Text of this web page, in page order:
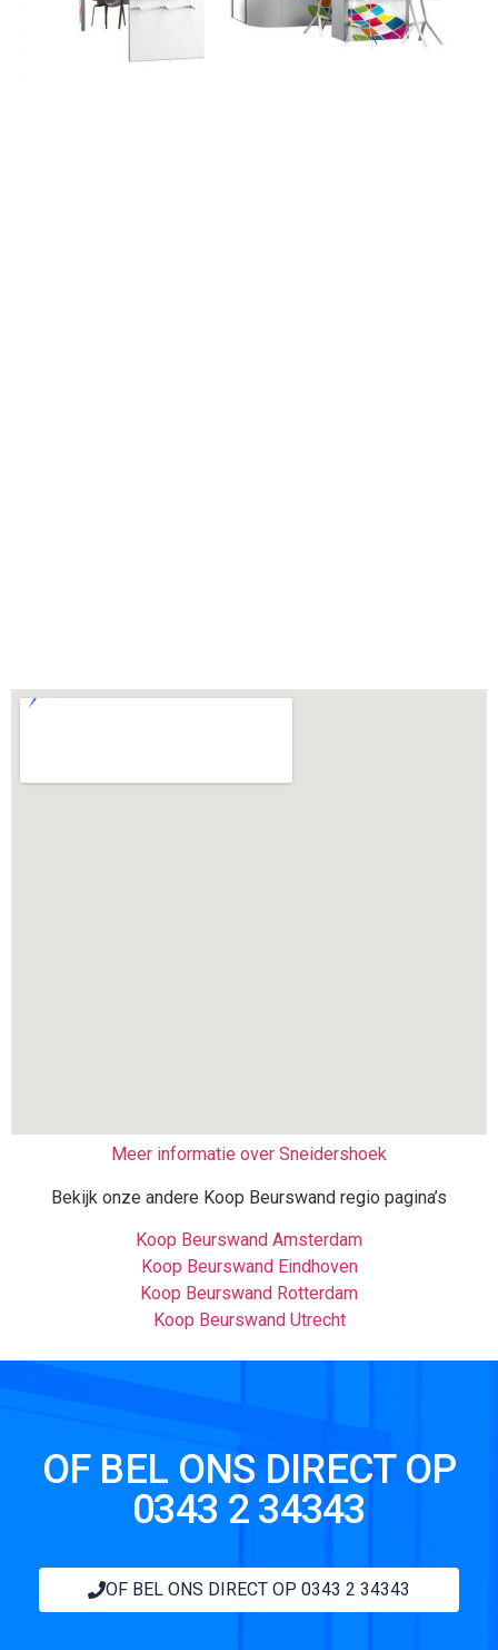
Meer informatie over Sneidershoek
Bekijk onze andere Koop Beurswand regio pagina’s
Koop Beurswand Amsterdam
Koop Beurswand Eindhoven
Koop Beurswand Rotterdam
Koop Beurswand Utrecht
OF BEL ONS DIRECT OP
0343 2 34343
OF BEL ONS DIRECT OP 0343 2 34343